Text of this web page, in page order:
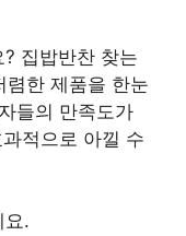
집밥반찬 찾는
렴한 제품을 한눈
들의 만족도가
적으로 아낄 수
요.